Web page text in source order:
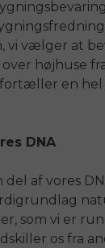
vi vælger at
højhuse
en hel
DNA
af vores
som vi er
os fra